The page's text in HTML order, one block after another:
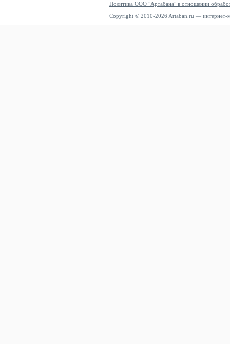
Политика ООО "Артабана" в отношении
Copyright © 2010-2026 Artaban.ru — интернет-